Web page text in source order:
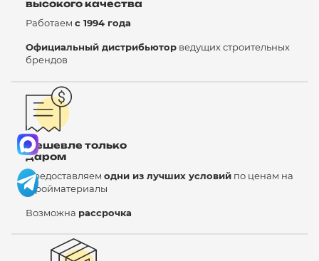
высокого качества
Работаем с 1994 года
Официальный дистрибьютор ведущих строительных
брендов
Дешевле только
даром
Предоставляем одни из лучших условий по ценам на
стройматериалы
Возможна рассрочка